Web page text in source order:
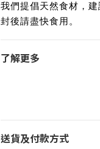
我們提倡天然食材，
封後請盡快食用。
了解更多
送貨及付款方式